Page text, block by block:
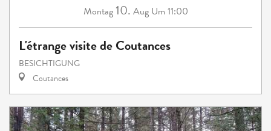
Montag 10. Aug Um 11:00
L'étrange visite de Coutances
BESICHTIGUNG
Coutances